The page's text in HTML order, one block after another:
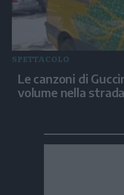
SPETTACOLO
Le canzoni di
volume nella